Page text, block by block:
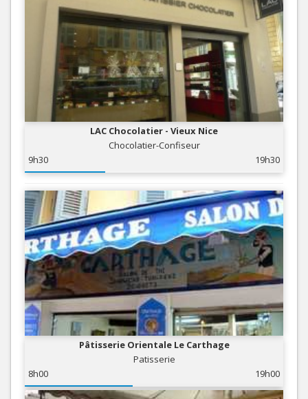
LAC Chocolatier - Vieux Nice
Chocolatier-Confiseur
9h30
19h30
Pâtisserie Orientale Le Carthage
Patisserie
8h00
19h00